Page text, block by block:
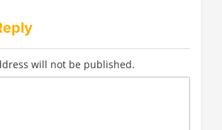
will not be published.